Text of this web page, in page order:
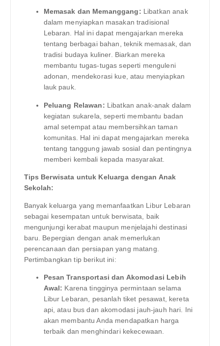
Memasak dan Memanggang: Libatkan anak
dalam menyiapkan masakan tradisional
Lebaran. Hal ini dapat mengajarkan mereka
tentang berbagai bahan, teknik memasak, dan
tradisi budaya kuliner. Biarkan mereka
membantu tugas-tugas seperti menguleni
adonan, mendekorasi kue, atau menyiapkan
lauk pauk.
Peluang Relawan: Libatkan anak-anak dalam
kegiatan sukarela, seperti membantu badan
amal setempat atau membersihkan taman
komunitas. Hal ini dapat mengajarkan mereka
tentang tanggung jawab sosial dan pentingnya
memberi kembali kepada masyarakat.
Tips Berwisata untuk Keluarga dengan Anak
Sekolah:
Banyak keluarga yang memanfaatkan Libur Lebaran
sebagai kesempatan untuk berwisata, baik
mengunjungi kerabat maupun menjelajahi destinasi
baru. Bepergian dengan anak memerlukan
perencanaan dan persiapan yang matang.
Pertimbangkan tip berikut ini:
Pesan Transportasi dan Akomodasi Lebih
Awal: Karena tingginya permintaan selama
Libur Lebaran, pesanlah tiket pesawat, kereta
api, atau bus dan akomodasi jauh-jauh hari. Ini
akan membantu Anda mendapatkan harga
terbaik dan menghindari kekecewaan.